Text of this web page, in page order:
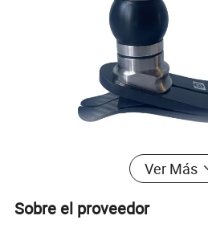
Ver Más
Sobre el proveedor